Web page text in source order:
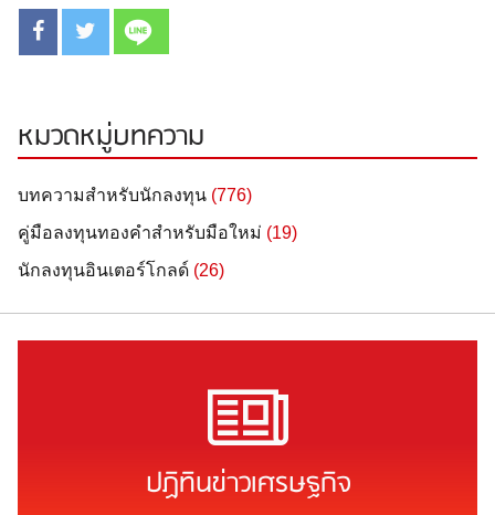
หมวดหมู่บทความ
บทความสำหรับนักลงทุน (776)
คู่มือลงทุนทองคำสำหรับมือใหม่ (19)
นักลงทุนอินเตอร์โกลด์ (26)
ปฏิทินข่าวเศรษฐกิจ